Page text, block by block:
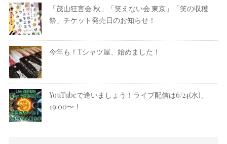
「茂山狂言会 秋」「笑えない会 東京」「笑の収穫
祭」チケット発売日のお知らせ！
今年も！Tシャツ屋、始めました！
YouTubeで逢いましょう！ライブ配信は6/24(水)、
19:00〜！